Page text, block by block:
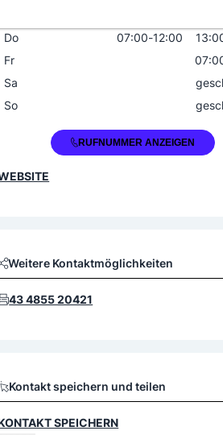
Do
07:00-12:00
Fr
Sa
So
+43 4855 20420RUFNUMMER ANZEIGEN
Weitere Kontaktmöglichkeiten
43 4855 20421
Kontakt speichern und teilen
SPEICHERN